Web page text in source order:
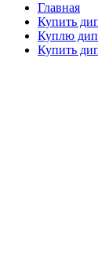
Главная
Купить
Куплю
Купить